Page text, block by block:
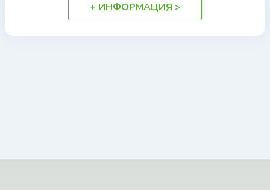
+ ИНФОРМАЦИЯ >